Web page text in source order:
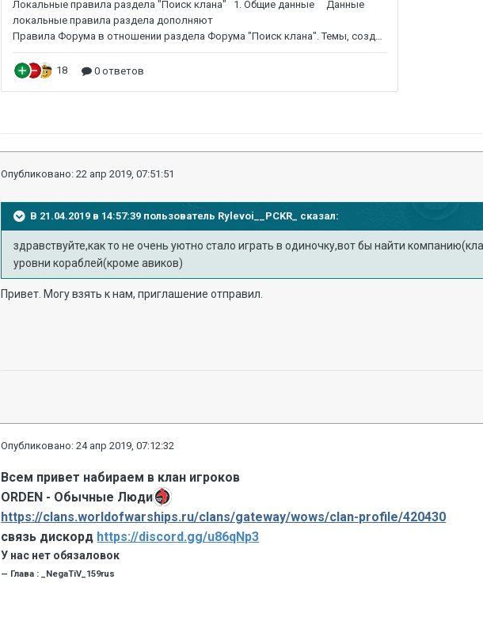
Опубликовано:22 апр 2019, 07:51:51
В 21.04.2019 в 14:57:39 пользователь Rylevoi__PCKR_ сказал:
здравствуйте,как то не очень уютно стало играть в одиночку,вот бы найти
уровни кораблей(кроме авиков)
Привет. Могу взять к нам, приглашение отправил.
Опубликовано:24 апр 2019, 07:12:32
Всем привет набираем в клан игроков
ORDEN - Обычные Люди
https://clans.worldofwarships.ru/clans/gateway/wows/clan-profile/420430
связь дискорд https://discord.gg/u86qNp3
У нас нет обязаловок
— Глава : _NegaTiV_159rus